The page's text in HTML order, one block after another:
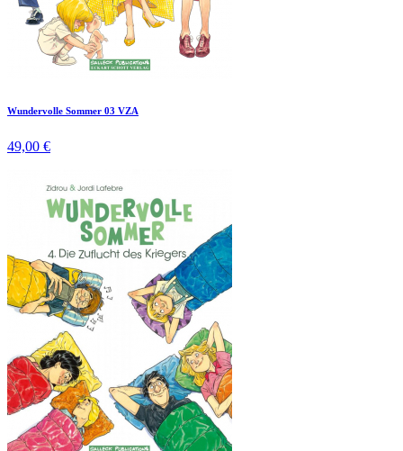
Wundervolle Sommer 03 VZA
49,00 €